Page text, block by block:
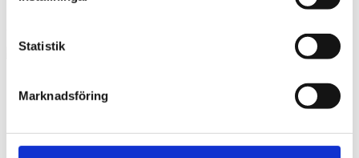
Statistik
Marknadsföring
Sidfot